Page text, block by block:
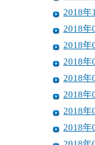
2018年
2018年
2018年
2018年
2018年
2018年
2018年
2018年